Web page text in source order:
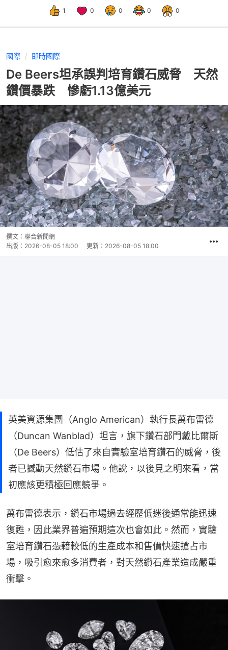
1 0 0 0 0
國際 即時國際
De Beers坦承誤判培育鑽石威脅 天然
鑽價暴跌 慘虧1.13億美元
撰文： 聯合新聞網
出版： 2026-08-05 18:00 更新： 2026-08-05 18:00
英美資源集團（Anglo American）執行長萬布雷德
（Duncan Wanblad）坦言，旗下鑽石部門戴比爾斯
（De Beers）低估了來自實驗室培育鑽石的威脅，後
者已撼動天然鑽石市場。他說，以後見之明來看，當
初應該更積極回應競爭。
萬布雷德表示，鑽石市場過去經歷低迷後通常能迅速
復甦，因此業界普遍預期這次也會如此。然而，實驗
室培育鑽石憑藉較低的生產成本和售價快速搶占市
場，吸引愈來愈多消費者，對天然鑽石產業造成嚴重
衝擊。